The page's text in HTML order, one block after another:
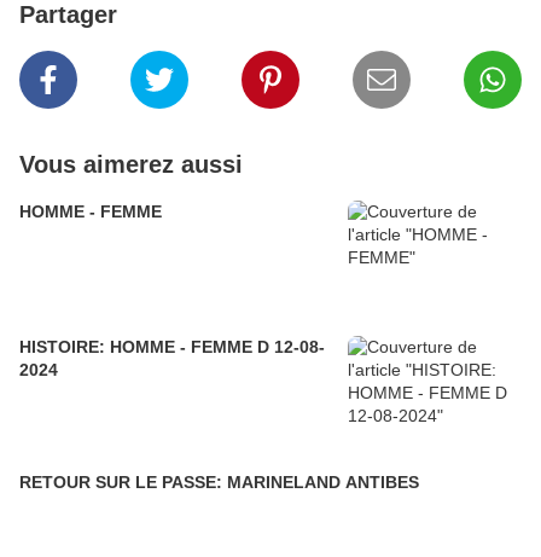
Partager
Vous aimerez aussi
HOMME - FEMME
HISTOIRE: HOMME - FEMME D 12-08-
2024
RETOUR SUR LE PASSE: MARINELAND ANTIBES